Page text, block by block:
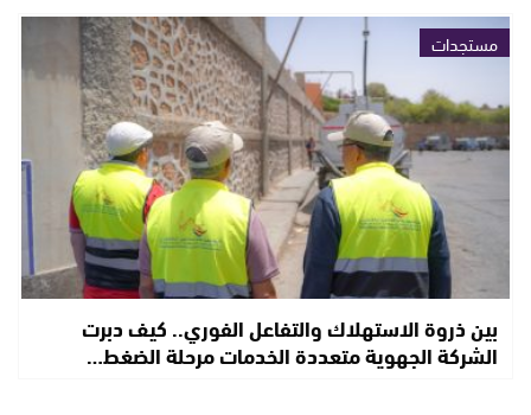
مستجدات
بين ذروة الاستهلاك والتفاعل الفوري.. كيف دبرت
الشركة الجهوية متعددة الخدمات مرحلة الضغط…